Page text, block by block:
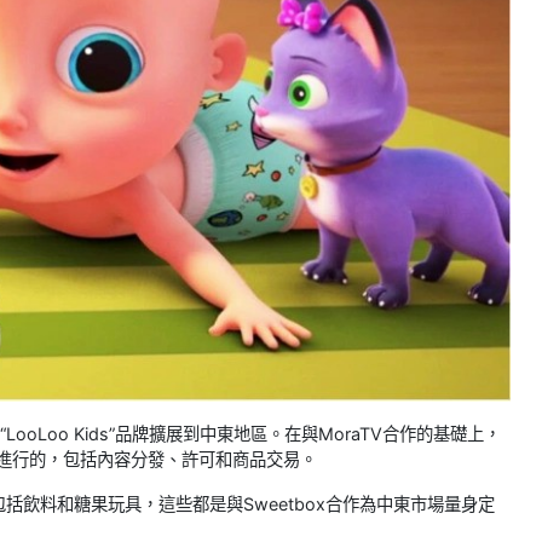
Kids”品牌擴展到中東地區。在與MoraTV合作的基礎上，
的，包括內容分發、許可和商品交易。
飲料和糖果玩具，這些都是與Sweetbox合作為中東市場量身定